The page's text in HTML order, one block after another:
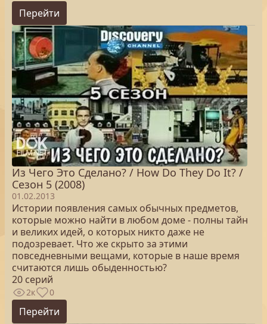
Перейти
Из Чего Это Сделано? / How Do They Do It? /
Сезон 5 (2008)
01.02.2013
Истории появления самых обычных предметов,
которые можно найти в любом доме - полны тайн
и великих идей, о которых никто даже не
подозревает. Что же скрыто за этими
повседневными вещами, которые в наше время
считаются лишь обыденностью?
20 серий
2к 0
Перейти